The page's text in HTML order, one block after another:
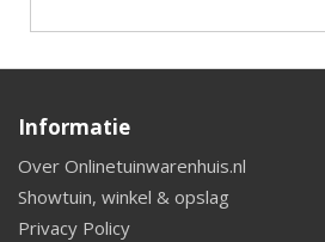
Informatie
Over Onlinetuinwarenhuis.nl
Showtuin, winkel & opslag
Privacy Policy